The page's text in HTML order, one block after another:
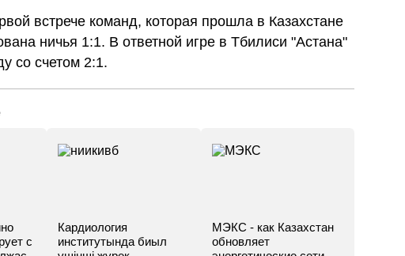
встрече команд, которая прошла в Казахстане
ничья 1:1. В ответной игре в Тбилиси "Астана"
со счетом 2:1.
с
Кардиология
институтында биыл
МЭКС - как Казахстан
обновляет